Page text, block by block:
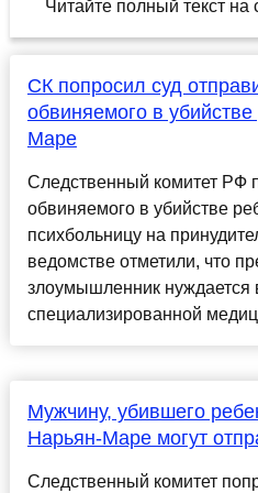
Читайте полный текст на
СК попросил суд
обвиняемого в
Маре
Следственный комитет РФ
обвиняемого в убийстве
психбольницу на
ведомстве отметили, что
злоумышленник нуждается
специализированной
Мужчину, убившего
Нарьян-Маре могут
Следственный комитет